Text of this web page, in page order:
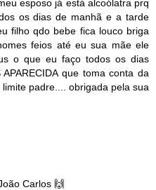
esposo já está alcoólatra prq
os dias de manhã e a tarde
filho qdo bebe fica louco briga
feios até eu sua mãe ele
o que eu faço todos os dias
que toma conta da
padre.... obrigada pela sua
Carlos 🙌